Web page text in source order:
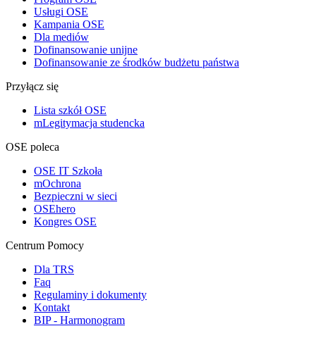
Usługi OSE
Kampania OSE
Dla mediów
Dofinansowanie unijne
Dofinansowanie ze środków budżetu państwa
Przyłącz się
Lista szkół OSE
mLegitymacja studencka
OSE poleca
OSE IT Szkoła
mOchrona
Bezpieczni w sieci
OSEhero
Kongres OSE
Centrum Pomocy
Dla TRS
Faq
Regulaminy i dokumenty
Kontakt
BIP - Harmonogram